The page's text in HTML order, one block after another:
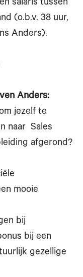
salaris tussen
(o.b.v. 38 uur,
Anders).
Anders:
jezelf te
naar Sales
afgerond?
mooie
bij
bij een
gezellige